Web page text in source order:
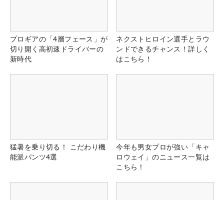
プロギアの「4層フェース」が
切り開く高初速ドライバーの
新時代
ネクストヒロイン選手とラウ
ンドできるチャンス！詳しく
はこちら！
猛暑を乗り切る！ こだわり機
能派パンツ4選
今年も男女プロが強い「キャ
ロウェイ」のニュース一覧は
こちら！